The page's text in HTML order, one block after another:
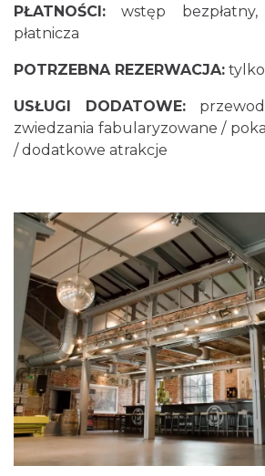
PŁATNOŚCI: wstęp
płatnicza
POTRZEBNA REZERWACJA:
USŁUGI DODATOWE:
zwiedzania fabularyzowane /
/ dodatkowe atrakcje